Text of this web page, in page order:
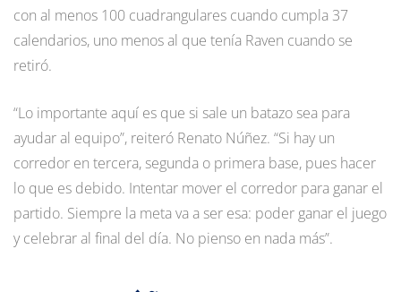
con al menos 100 cuadrangulares cuando cumpla 37
calendarios, uno menos al que tenía Raven cuando se
retiró.
“Lo importante aquí es que si sale un batazo sea para
ayudar al equipo”, reiteró Renato Núñez. “Si hay un
corredor en tercera, segunda o primera base, pues hacer
lo que es debido. Intentar mover el corredor para ganar el
partido. Siempre la meta va a ser esa: poder ganar el juego
y celebrar al final del día. No pienso en nada más”.